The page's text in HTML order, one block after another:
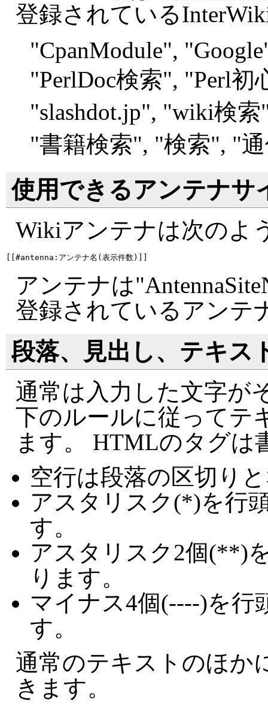
登録されている
"CpanModule", "
"PerlDoc検索", "Perl初
"slashdot.jp", "wiki検索
"書籍検索", "検索", "
使用できるアンテナサ
Wikiアンテナは次のよ
アンテナは
登録されているアンテ
段落、見出し、テキス
通常は入力した文字が
下のルールに従ってテ
ます。 HTMLのタグは
空行は段落の区切り
アスタリスク(*)を行
す。
アスタリスク2個(**)
ります。
マイナス4個(----)を行
す。
通常のテキストのほか
きます。